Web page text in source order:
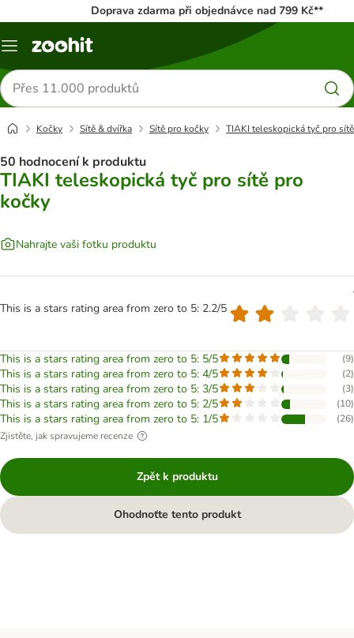
Doprava zdarma při objednávce nad 799 Kč**
Menu
Hledat
produkty
Kočky Sítě & dvířka Sítě pro kočky TIAKI teleskopická tyč pro
50 hodnocení k produktu
TIAKI teleskopická tyč pro sítě pro
kočky
Nahrajte vaši fotku produktu
This is a stars rating area from zero to 5: 2.2/5
This is a stars rating area from zero to 5: 5/5 (9)
This is a stars rating area from zero to 5: 4/5 (2)
This is a stars rating area from zero to 5: 3/5 (3)
This is a stars rating area from zero to 5: 2/5 (10)
This is a stars rating area from zero to 5: 1/5 (26)
Zjistěte, jak spravujeme recenze
Zpět k produktu
Ohodnoťte tento produkt